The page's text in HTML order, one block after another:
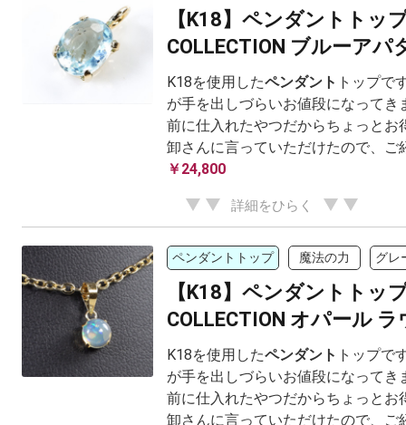
【K18】ペンダントトッ
COLLECTION ブルーアパ
K18を使用したペンダント トップで
が手を出しづらいお値段になってき
前に仕入れたやつだからちょっとお
卸さんに言っていただけたので、ご
￥24,800
詳細をひらく
ペンダントトップ 魔法の力 グレ
【K18】ペンダントトッ
COLLECTION オパール
K18を使用したペンダント トップで
が手を出しづらいお値段になってき
前に仕入れたやつだからちょっとお
卸さんに言っていただけたので、ご